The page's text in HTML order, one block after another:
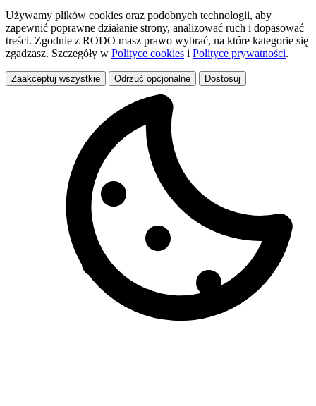
Używamy plików cookies oraz podobnych technologii, aby
zapewnić poprawne działanie strony, analizować ruch i dopasować
treści. Zgodnie z RODO masz prawo wybrać, na które kategorie się
zgadzasz. Szczegóły w Polityce cookies i Polityce prywatności.
Zaakceptuj wszystkie Odrzuć opcjonalne Dostosuj